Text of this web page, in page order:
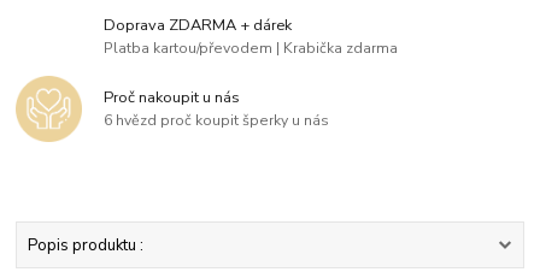
Doprava ZDARMA + dárek
Platba kartou/převodem | Krabička zdarma
Proč nakoupit u nás
6 hvězd proč koupit šperky u nás
Popis produktu :